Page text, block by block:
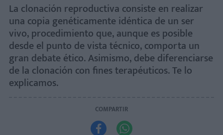
La clonación reproductiva consiste en realizar
una copia genéticamente idéntica de un ser
vivo, procedimiento que, aunque es posible
desde el punto de vista técnico, comporta un
gran debate ético. Asimismo, debe diferenciarse
de la clonación con fines terapéuticos. Te lo
explicamos.
COMPARTIR
 